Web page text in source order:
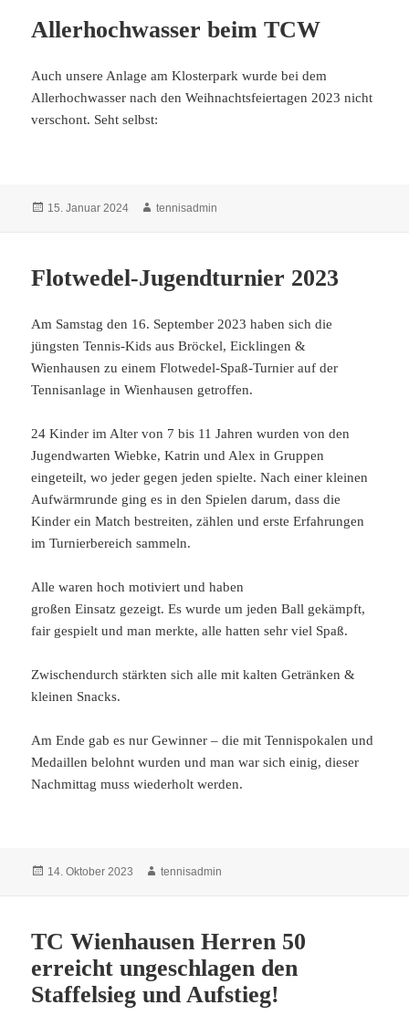
Allerhochwasser beim TCW
Auch unsere Anlage am Klosterpark wurde bei dem
Allerhochwasser nach den Weihnachtsfeiertagen 2023 nicht
verschont. Seht selbst:
Veröffentlicht
15. Januar 2024 Autor
tennisadmin
Flotwedel-Jugendturnier 2023
Am Samstag den 16. September 2023 haben sich die
jüngsten Tennis-Kids aus Bröckel, Eicklingen &
Wienhausen zu einem Flotwedel-Spaß-Turnier auf der
Tennisanlage in Wienhausen getroffen.
24 Kinder im Alter von 7 bis 11 Jahren wurden von den
Jugendwarten Wiebke, Katrin und Alex in Gruppen
eingeteilt, wo jeder gegen jeden spielte. Nach einer kleinen
Aufwärmrunde ging es in den Spielen darum, dass die
Kinder ein Match bestreiten, zählen und erste Erfahrungen
im Turnierbereich sammeln.
Alle waren hoch motiviert und haben
großen Einsatz gezeigt. Es wurde um jeden Ball gekämpft,
fair gespielt und man merkte, alle hatten sehr viel Spaß.
Zwischendurch stärkten sich alle mit kalten Getränken &
kleinen Snacks.
Am Ende gab es nur Gewinner – die mit Tennispokalen und
Medaillen belohnt wurden und man war sich einig, dieser
Nachmittag muss wiederholt werden.
Veröffentlicht
14. Oktober 2023 Autor
tennisadmin
TC Wienhausen Herren 50
erreicht ungeschlagen den
Staffelsieg und Aufstieg!